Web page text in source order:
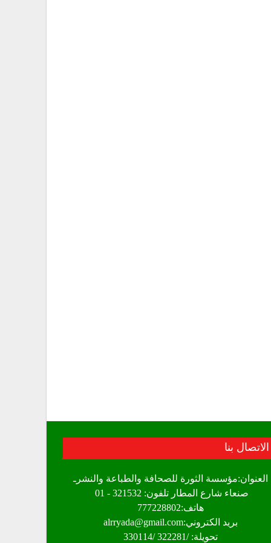
الاتصال بنا
العنوان:مؤسسة الثورة للصحافة والطباعة والنشرـ
هاتف:777228802
بريد الكتروني:alrryada@gmail.com
تحويلة: /322281 /330114